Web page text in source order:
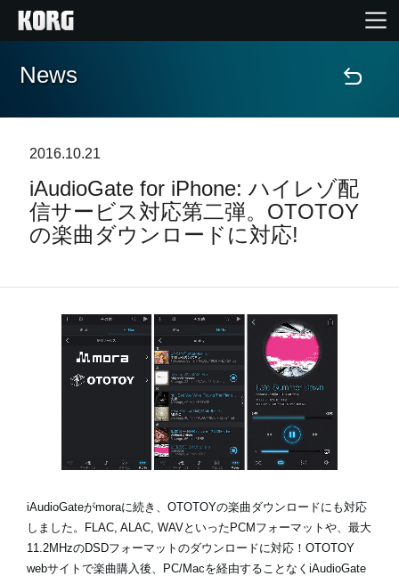
Home
Import Products
Features
Events
Support
News
Social Media
News
2016.10.21
iAudioGate for iPhone: ハイレゾ配
信サービス対応第二弾。OTOTOY
の楽曲ダウンロードに対応!
iAudioGateがmoraに続き、OTOTOYの楽曲ダウンロードにも対応
しました。FLAC, ALAC, WAVといったPCMフォーマットや、最大
11.2MHzのDSDフォーマットのダウンロードに対応！OTOTOY
webサイトで楽曲購入後、PC/Macを経由することなくiAudioGate